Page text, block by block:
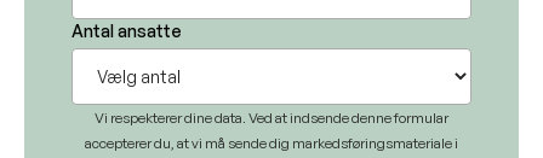
Antal ansatte
Vi respekterer dine data. Ved at indsende denne formular
accepterer du, at vi må sende dig markedsføringsmateriale i